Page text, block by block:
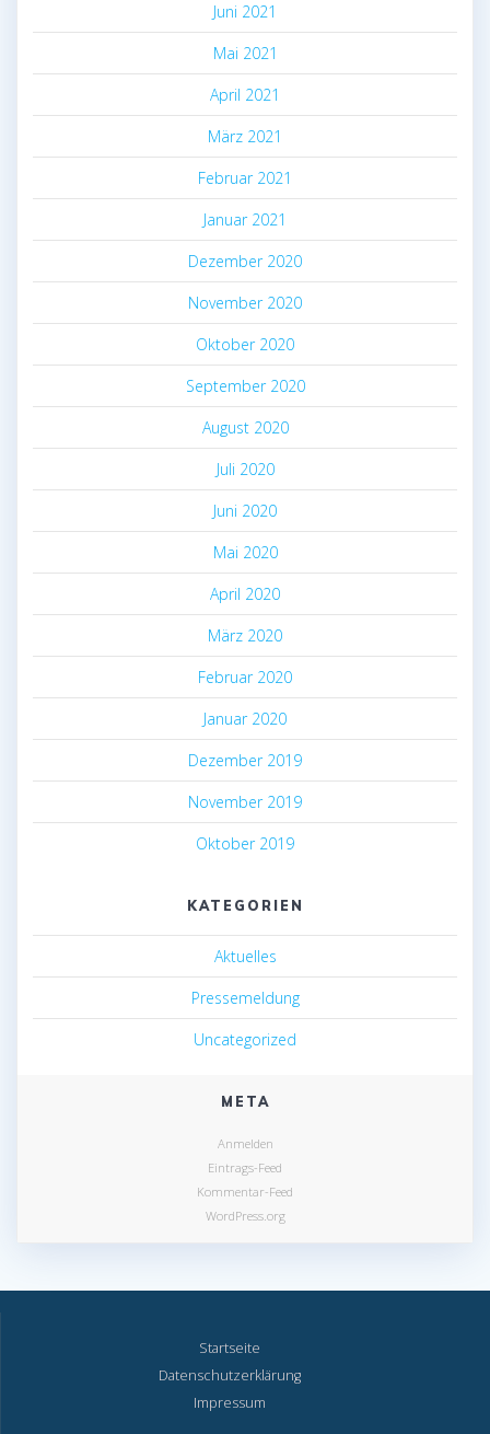
Juni 2021
Mai 2021
April 2021
März 2021
Februar 2021
Januar 2021
Dezember 2020
November 2020
Oktober 2020
September 2020
August 2020
Juli 2020
Juni 2020
Mai 2020
April 2020
März 2020
Februar 2020
Januar 2020
Dezember 2019
November 2019
Oktober 2019
KATEGORIEN
Aktuelles
Pressemeldung
Uncategorized
META
Anmelden
Eintrags-Feed
Kommentar-Feed
WordPress.org
Startseite
Datenschutzerklärung
Impressum